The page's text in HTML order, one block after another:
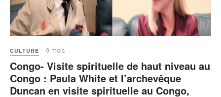
CULTURE 9 mois
Congo- Visite spirituelle de haut niveau au
Congo : Paula White et l’archevêque
Duncan en visite spirituelle au Congo,